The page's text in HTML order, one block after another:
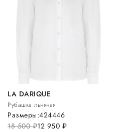
LA DARIQUE
Рубашка льняная
18 500руб.12 950 руб.
Размеры:424446